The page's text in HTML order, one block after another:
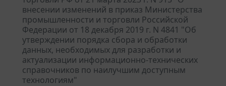
внесении изменений в приказ Министерства
промышленности и торговли Российской
Федерации от 18 декабря 2019 г. N 4841 "Об
утверждении порядка сбора и обработки
данных, необходимых для разработки и
актуализации информационно-технических
справочников по наилучшим доступным
технологиям"